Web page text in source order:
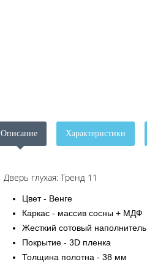
Описание Характеристики
Дверь глухая: Тренд 11
Цвет - Венге
Каркас - массив сосны + МДФ
Жесткий сотовый наполнитель
Покрытие - 3D пленка
Толщина полотна - 38 мм